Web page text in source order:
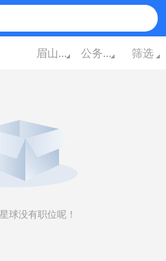
眉山四川 公务员/翻译/其他 筛选
球没有职位呢！